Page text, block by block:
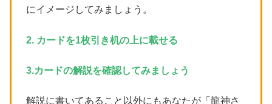
にイメージしてみましょう。
2. カードを1枚引き机の上に載せる
3.カードの解説を確認してみましょう
解説に書いてあること以外にもあなたが「龍神さ